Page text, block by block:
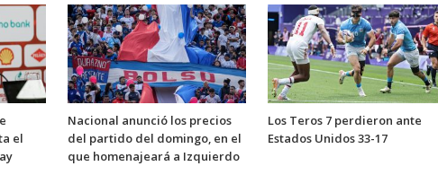
el
Nacional anunció los precios
del partido del domingo, en el
que homenajeará a Izquierdo
Los Teros 7 perdieron ante
Estados Unidos 33-17